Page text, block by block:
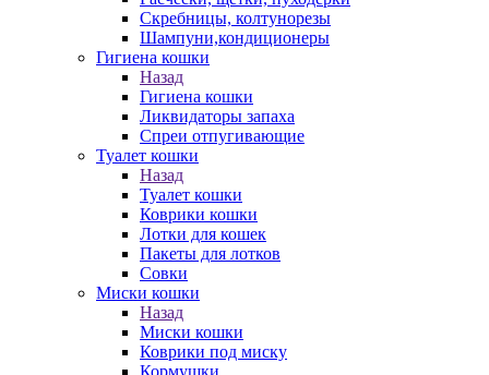
Скребницы, колтунорезы
Шампуни,кондиционеры
Гигиена кошки
Назад
Гигиена кошки
Ликвидаторы запаха
Спреи отпугивающие
Туалет кошки
Назад
Туалет кошки
Коврики кошки
Лотки для кошек
Пакеты для лотков
Совки
Миски кошки
Назад
Миски кошки
Коврики под миску
Кормушки